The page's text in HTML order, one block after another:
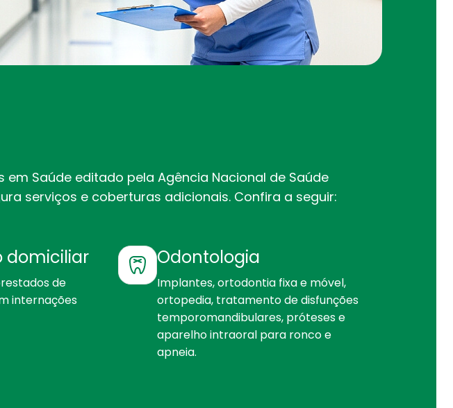
Saúde editado pela Agência Nacional de Saúde
serviços e coberturas adicionais. Confira a seguir:
domiciliar
de
internações
Odontologia
Implantes, ortodontia fixa e móvel,
ortopedia, tratamento de disfunções
temporomandibulares, próteses e
aparelho intraoral para ronco e
apneia.